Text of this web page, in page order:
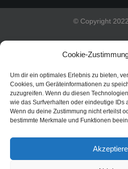
Cookie-
Um dir ein optimales Erlebnis zu bieten,
Cookies, um Geräteinformationen zu
zuzugreifen. Wenn du diesen
wie das Surfverhalten oder eindeutige IDs
Wenn du deine Zustimmung nicht erteilst
bestimmte Merkmale und Funktionen
© Copyright
DSGVO
Shoutout an Sixmorevodka